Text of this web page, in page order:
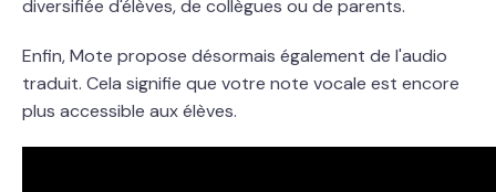
diversifiée d'élèves, de collègues ou de parents.
Enfin, Mote propose désormais également de l'audio
traduit. Cela signifie que votre note vocale est encore
plus accessible aux élèves.